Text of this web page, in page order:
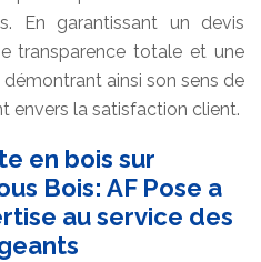
En garantissant un devis
transparence totale et une
ainsi son sens de
envers la satisfaction client.
en bois sur
Bois: AF Pose a
au service des